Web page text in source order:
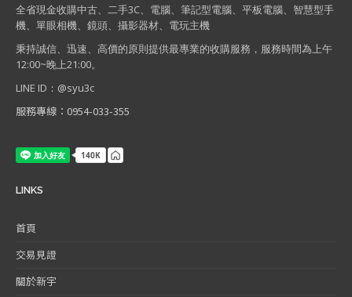
全省現金收購中古、二手3C、電腦、筆記型電腦、平板電腦、智慧型手
機、單眼相機、鏡頭、攝影器材、電玩主機
秉持誠信、迅速、高價的原則提供最專業的收購服務，服務時間為上午
12:00~晚上21:00。
LINE ID：@syu3c
服務專線：0954-033-355
LINKS
首頁
交易見證
關於新宇